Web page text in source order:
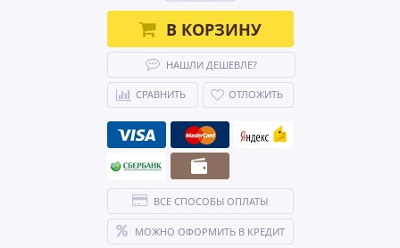
В КОРЗИНУ
НАШЛИ ДЕШЕВЛЕ?
СРАВНИТЬ ОТЛОЖИТЬ
ВСЕ СПОСОБЫ ОПЛАТЫ
МОЖНО ОФОРМИТЬ В КРЕДИТ